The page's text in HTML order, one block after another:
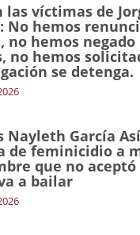
las víctimas de
No hemos
no hemos negado
no hemos
se detenga.
Nayleth García
de feminicidio a
que no aceptó
a bailar